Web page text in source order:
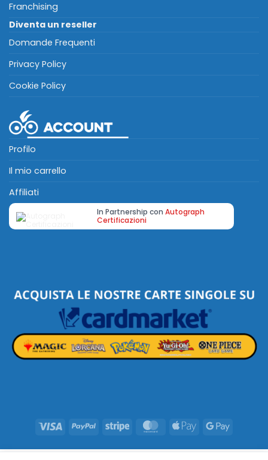
Franchising
Diventa un reseller
Domande Frequenti
Privacy Policy
Cookie Policy
Profilo
Il mio carrello
Affiliati
In Partnership con Autograph
Certificazioni
Visa PayPal Stripe MasterCard
Apple
Google